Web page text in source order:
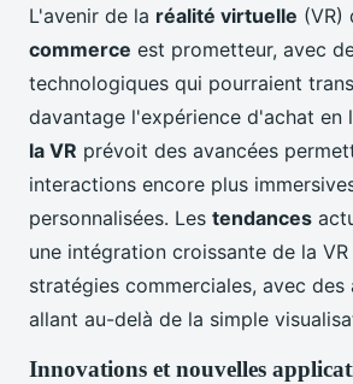
L'avenir de la réalité virtuelle (VR)
commerce est prometteur, avec
technologiques qui pourraient
davantage l'expérience d'achat en
la VR prévoit des avancées
interactions encore plus
personnalisées. Les tendances
une intégration croissante de la VR
stratégies commerciales, avec
allant au-delà de la simple
Innovations et nouvelles